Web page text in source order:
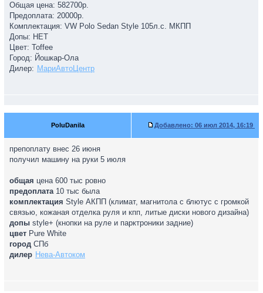
Общая цена: 582700р.
Предоплата: 20000р.
Комплектация: VW Polo Sedan Style 105л.с. МКПП
Допы: НЕТ
Цвет: Toffee
Город: Йошкар-Ола
Дилер: МариАвтоЦентр
PoluDanila Добавлено: 06 июл 2014, 16:19
препоплату внес 26 июня
получил машину на руки 5 июля
общая цена 600 тыс ровно
предоплата10 тыс была
комплектация Style АКПП (климат, магнитола с блютус с громкой
связью, кожаная отделка руля и кпп, литые диски нового дизайна)
допы style+ (кнопки на руле и парктроники задние)
цвет Pure White
город СПб
дилер Нева-Автоком